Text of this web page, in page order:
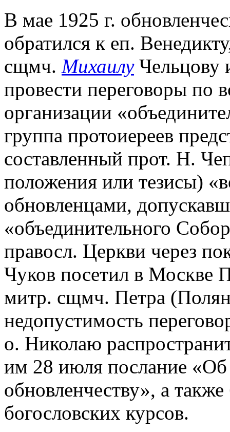
В мае 1925 г.
обратился к еп.
сщмч. МихаилуЧельцову
провести переговоры по
организации
группа протоиереев
составленный прот. Н.
положения или тезисы)
обновленцами,
«объединительного
правосл. Церкви через
Чуков посетил в Москве
митр. сщмч. Петра
недопустимость
о. Николаю
им 28 июля послание
обновленчеству», а
богословских курсов.